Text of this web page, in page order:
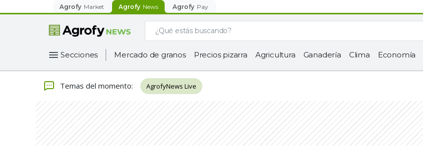
Agrofy Market Agrofy News Agrofy Pay
Secciones Mercado de granos Precios pizarra Agricultura Ganadería Clima Economía
Temas del momento: AgrofyNews Live